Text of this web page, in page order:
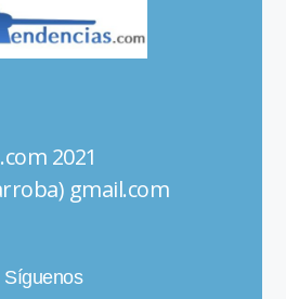
2021
gmail.com
Síguenos